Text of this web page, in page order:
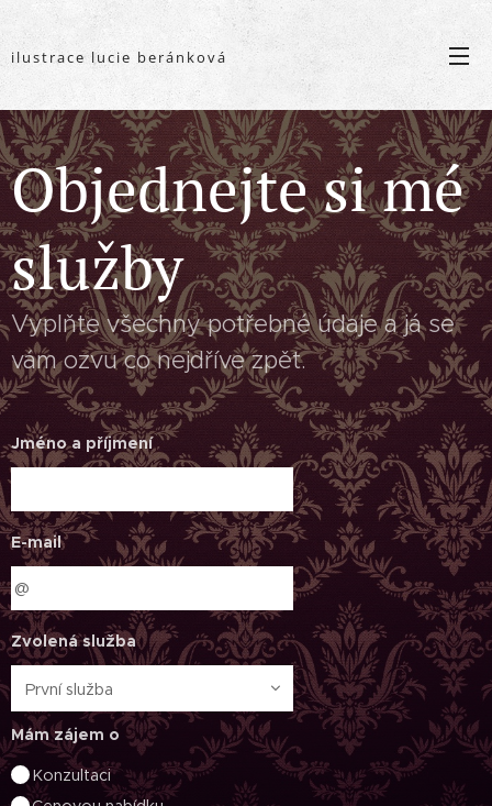
ilustrace lucie beránková
Objednejte si mé
služby
Vyplňte všechny potřebné údaje a já se
vám ozvu co nejdříve zpět.
Jméno a příjmení
E-mail
Zvolená služba
Mám zájem o
Konzultaci